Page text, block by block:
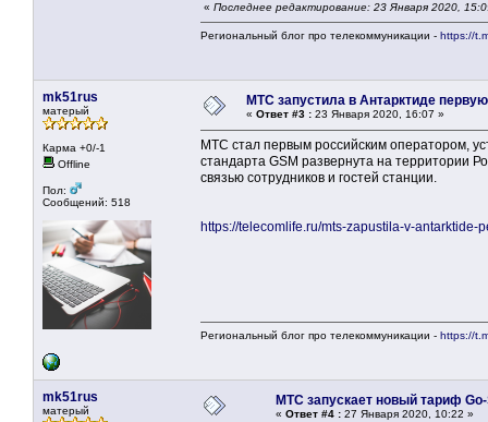
« Последнее редактирование: 23 Января 2020,
Региональный блог про телекоммуникации - https://
mk51rus
матерый
Карма +0/-1
Offline
Пол:
Сообщений: 518
МТС запустила в Антарктиде
« Ответ #3 : 23 Января 2020, 16:07 »
МТС стал первым российским оператором,
стандарта GSM развернута на территории
связью сотрудников и гостей станции.
https://telecomlife.ru/mts-zapustila-v-
Региональный блог про телекоммуникации - https://
mk51rus
матерый
МТС запускает новый тариф
« Ответ #4 : 27 Января 2020, 10:22 »